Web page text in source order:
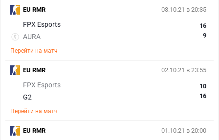
03.10.21 в 20:35
FPX Esports
AURA
16
9
Перейти на матч
EU RMR
02.10.21 в 23:55
FPX Esports
G2
10
16
Перейти на матч
EU RMR
01.10.21 в 20:00
EU RMR